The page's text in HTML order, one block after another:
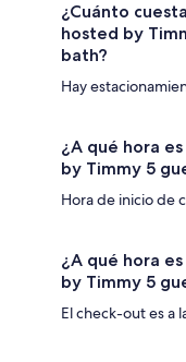
¿Cuánto
hosted by
bath?
Hay
¿A qué hora
by Timmy 5
Hora de inicio de
¿A qué hora
by Timmy 5
El check-out es a